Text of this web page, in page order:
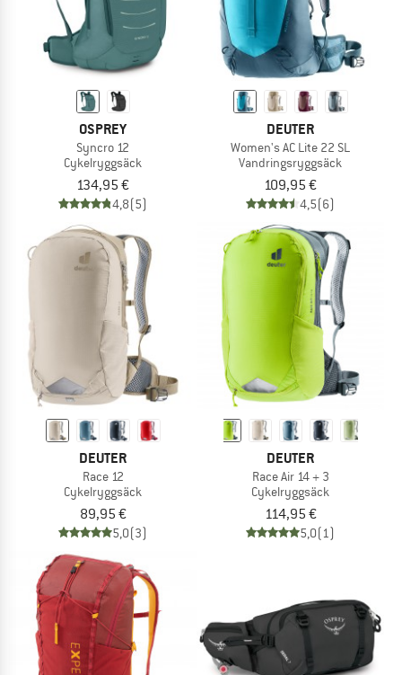
OSPREY
Syncro 12
Cykelryggsäck
134,95 €
4,8(5)
DEUTER
Women's AC Lite 22 SL
Vandringsryggsäck
109,95 €
4,5(6)
DEUTER
Race 12
Cykelryggsäck
89,95 €
5,0(3)
DEUTER
Race Air 14 + 3
Cykelryggsäck
114,95 €
5,0(1)